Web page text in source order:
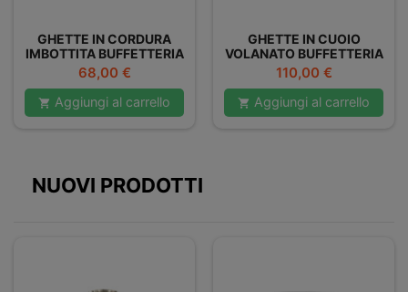
GHETTE IN CORDURA
IMBOTTITA BUFFETTERIA
SPADONI
Prezzo
68,00 €
 Aggiungi al carrello
GHETTE IN CUOIO
VOLANATO BUFFETTERIA
SPADONI
Prezzo
110,00 €
 Aggiungi al carrello
NUOVI PRODOTTI